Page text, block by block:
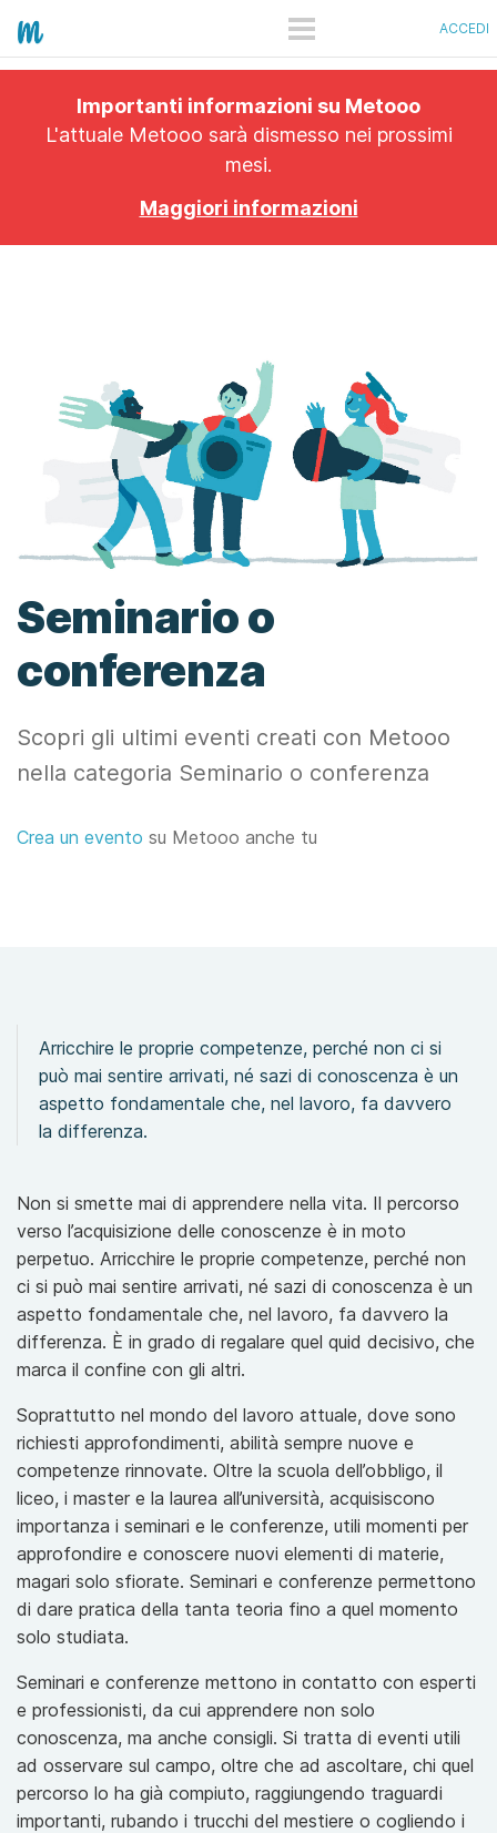
ACCEDI
Importanti informazioni su Metooo
L'attuale Metooo sarà dismesso nei prossimi
mesi.
Maggiori informazioni
Seminario o
conferenza
Scopri gli ultimi eventi creati con Metooo
nella categoria Seminario o conferenza
Crea un evento su Metooo anche tu
Arricchire le proprie competenze, perché non ci si
può mai sentire arrivati, né sazi di conoscenza è un
aspetto fondamentale che, nel lavoro, fa davvero
la differenza.
Non si smette mai di apprendere nella vita. Il percorso
verso l’acquisizione delle conoscenze è in moto
perpetuo. Arricchire le proprie competenze, perché non
ci si può mai sentire arrivati, né sazi di conoscenza è un
aspetto fondamentale che, nel lavoro, fa davvero la
differenza. È in grado di regalare quel quid decisivo, che
marca il confine con gli altri.
Soprattutto nel mondo del lavoro attuale, dove sono
richiesti approfondimenti, abilità sempre nuove e
competenze rinnovate. Oltre la scuola dell’obbligo, il
liceo, i master e la laurea all’università, acquisiscono
importanza i seminari e le conferenze, utili momenti per
approfondire e conoscere nuovi elementi di materie,
magari solo sfiorate. Seminari e conferenze permettono
di dare pratica della tanta teoria fino a quel momento
solo studiata.
Seminari e conferenze mettono in contatto con esperti
e professionisti, da cui apprendere non solo
conoscenza, ma anche consigli. Si tratta di eventi utili
ad osservare sul campo, oltre che ad ascoltare, chi quel
percorso lo ha già compiuto, raggiungendo traguardi
importanti, rubando i trucchi del mestiere o cogliendo i